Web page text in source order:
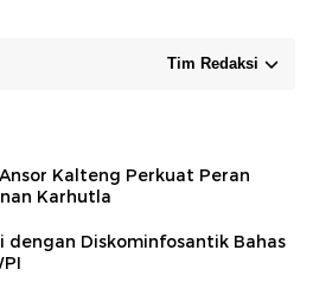
Tim Redaksi
Kalteng Perkuat Peran
Karhutla
dengan Diskominfosantik Bahas